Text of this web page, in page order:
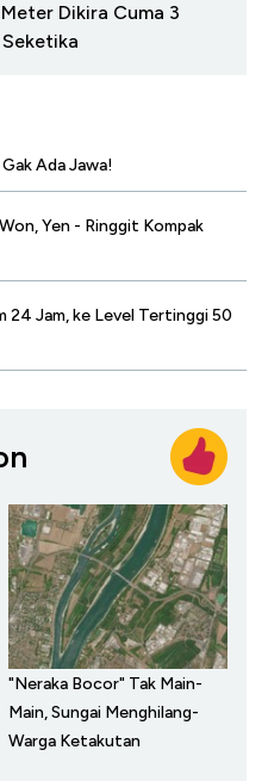
Dikira Cuma 3
Ada Jawa!
Yen - Ringgit Kompak
24 Jam, ke Level Tertinggi 50
"Neraka Bocor" Tak Main-
Main, Sungai Menghilang-
Warga Ketakutan